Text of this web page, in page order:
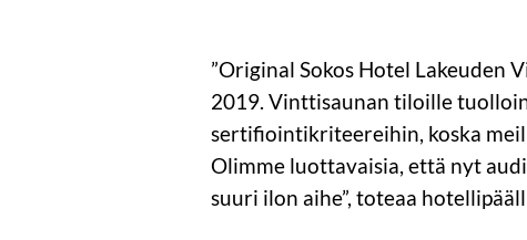
”Original Sokos Hotel
2019. Vinttisaunan tiloille
sertifiointikriteereihin, koska
Olimme luottavaisia, että nyt
suuri ilon aihe”, toteaa